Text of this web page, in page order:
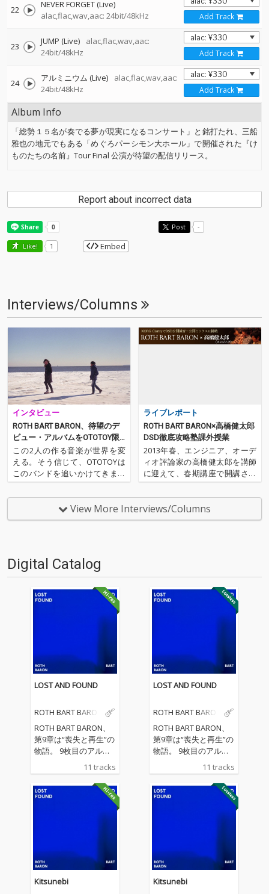
22
NEVER FORGET (Live)
alac,flac,wav,aac: 24bit/48kHz
Add Track
23 JUMP (Live)
alac,flac,wav,aac:
24bit/48kHz
Add Track
24 アルミニウム (Live)
alac,flac,wav,aac:
24bit/48kHz
Add Track
Album Info
「総勢１５名が奏でる夢が現実になるコンサート」と銘打たれ、三船
雅也の地元でもある「めぐろパーシモン大ホール」で開催された『け
ものたちの名前』Tour Final 公演が待望の配信リリース。
Report about incorrect data
Post -
Like! 1 Embed
Interviews/Columns
インタビュー
ROTH BART BARON、待望のデ
ビュー・アルバムをOTOTOY限
定でハイレゾ配信&インタヴュ
ー
この2人の作る音楽が世界を変
える。そう信じて、OTOTOYは
このバンドを追いかけてきまし
た。そしていま、その手始めと
なる大きな一歩を踏み出そうと
しています。彼らの名前は、RO
TH BART BARON(ロット・バル
ライブレポート
ROTH BART BARON×高橋健太郎
DSD徹底攻略塾課外授業
2013年春、エンジニア、オーデ
ィオ評論家の高橋健太郎を講師
に迎えて、春期講座で開講され
たDSD徹底攻略塾。MP2、WAV
とも違う”超”高音質、DSDにつ
いてその基礎から学び、実際に
体験する授業をおこないまし
View More Interviews/Columns
Digital Catalog
LOST AND FOUND
ROTH BART BARON
ROTH BART BARON、
第9章は“喪失と再生”の
物語。 9枚目のアルバ
D』は、三船雅也の“現
在地”をこれまで以上に
赤裸々に映し出し、そ
に宿るファンタジーを
プトは、「この世界で
はなく、In this world –
僕の世界」。現実をた
だ写し取るのではな
11 tracks
LOST AND FOUND
ROTH BART BARON
ROTH BART BARON、
第9章は“喪失と再生”の
物語。 9枚目のアルバ
ム『LOST AND FOUN
D』は、三船雅也の“現
在地”をこれまで以上に
赤裸々に映し出し、そ
に宿るファンタジーを
プトは、「この世界で
はなく、In this world –
僕の世界」。現実をた
だ写し取るのではな
11 tracks
Kitsunebi Kitsunebi